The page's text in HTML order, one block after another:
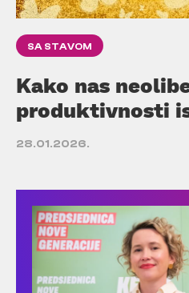
SA STAVOM
Kako nas
produktivnosti
28.01.2026.